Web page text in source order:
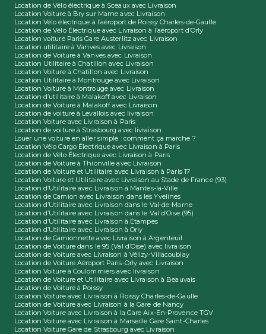
Location de Vélo électrique à Sceaux avec Livraison
Location Voiture à Bry sur Marne avec Livraison
Location Vélo électrique à l’aéroport de Roissy Charles-de-Gaulle
Location de Vélo Électrique avec Livraison à l’aéroport d’Orly
Location voiture Paris Gare Austerlitz avec Livraison
Location utilitaire à Vanves avec Livraison
Location de Voiture à Vanves avec Livraison
Location Utilitaire à Chatillon avec Livraison
Location Voiture à Chatillon avec Livraison
Location Utilitaire à Montrouge avec Livraison
Location Voiture à Montrouge avec Livraison
Location d’utilitaire à Malakoff avec Livraison
Location de Voiture à Malakoff avec Livraison
Location de voiture à Levallois avec livraison
Location Voiture avec Livraison à Paris
Location de voiture à Strasbourg avec livraison
Louer une voiture en aller simple : comment ça marche ?
Location Vélo Cargo Électrique avec Livraison à Paris
Location de Vélo Électrique avec Livraison à Paris
Location de Voiture à Thionville avec Livraison
Location de Voiture et Utilitaire avec Livraison à Paris 17
Location Voiture et Utilitaire avec Livraison au Stade de France (93)
Location d’Utilitaire avec Livraison à Mantes-la-Ville
Location de Camion avec Livraison dans les Yvelines
Location d’Utilitaire avec Livraison dans le Val-de-Marne
Location d’Utilitaire avec Livraison dans le Val d’Oise (95)
Location d’Utilitaire avec Livraison à Étampes
Location d’Utilitaire avec Livraison à Orly
Location de Camionnette avec Livraison à Argenteuil
Location de Voiture dans le 95 (Val d’Oise) avec livraison
Location de Voiture avec Livraison à Vélizy-Villacoublay
Location de Voiture Aéroport Paris-Orly avec Livraison
Location Voiture à Coulommiers avec livraison
Location de Voiture et Utilitaire avec Livraison à Beauvais
Location de Voiture à Poissy
Location Voiture avec Livraison à Roissy Charles-de-Gaulle
Location de Voiture avec Livraison à la Gare de Nancy
Location Voiture avec Livraison à la Gare Aix-En-Provence TGV
Location Voiture avec Livraison à Marseille Gare Saint-Charles
Location Voiture Gare de Strasbourg avec Livraison